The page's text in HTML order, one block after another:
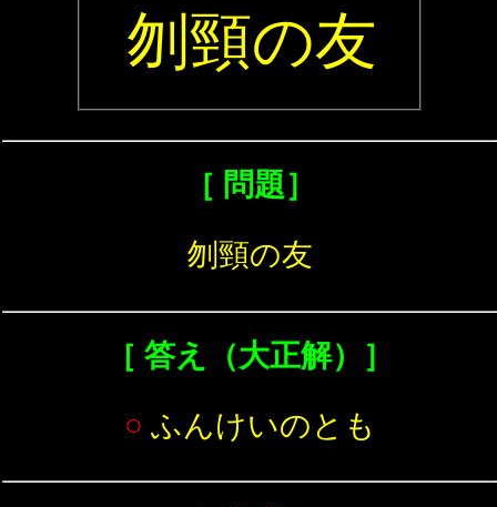
刎頸の友
［ 問題］
刎頸の友
［ 答え（大正解）］
○ ふんけいのとも